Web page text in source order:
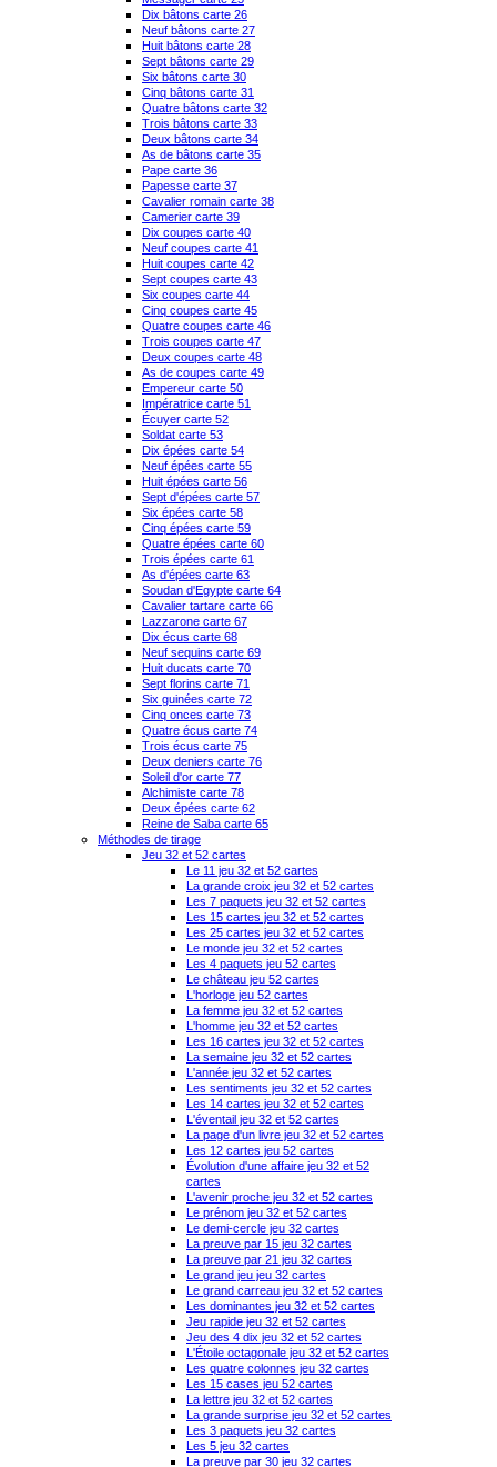
Dix bâtons carte 26
Neuf bâtons carte 27
Huit bâtons carte 28
Sept bâtons carte 29
Six bâtons carte 30
Cinq bâtons carte 31
Quatre bâtons carte 32
Trois bâtons carte 33
Deux bâtons carte 34
As de bâtons carte 35
Pape carte 36
Papesse carte 37
Cavalier romain carte 38
Camerier carte 39
Dix coupes carte 40
Neuf coupes carte 41
Huit coupes carte 42
Sept coupes carte 43
Six coupes carte 44
Cinq coupes carte 45
Quatre coupes carte 46
Trois coupes carte 47
Deux coupes carte 48
As de coupes carte 49
Empereur carte 50
Impératrice carte 51
Écuyer carte 52
Soldat carte 53
Dix épées carte 54
Neuf épées carte 55
Huit épées carte 56
Sept d'épées carte 57
Six épées carte 58
Cinq épées carte 59
Quatre épées carte 60
Trois épées carte 61
As d'épées carte 63
Soudan d'Egypte carte 64
Cavalier tartare carte 66
Lazzarone carte 67
Dix écus carte 68
Neuf sequins carte 69
Huit ducats carte 70
Sept florins carte 71
Six guinées carte 72
Cinq onces carte 73
Quatre écus carte 74
Trois écus carte 75
Deux deniers carte 76
Soleil d'or carte 77
Alchimiste carte 78
Deux épées carte 62
Reine de Saba carte 65
Méthodes de tirage
Jeu 32 et 52 cartes
Le 11 jeu 32 et 52 cartes
La grande croix jeu 32 et 52 cartes
Les 7 paquets jeu 32 et 52 cartes
Les 15 cartes jeu 32 et 52 cartes
Les 25 cartes jeu 32 et 52 cartes
Le monde jeu 32 et 52 cartes
Les 4 paquets jeu 52 cartes
Le château jeu 52 cartes
L'horloge jeu 52 cartes
La femme jeu 32 et 52 cartes
L'homme jeu 32 et 52 cartes
Les 16 cartes jeu 32 et 52 cartes
La semaine jeu 32 et 52 cartes
L'année jeu 32 et 52 cartes
Les sentiments jeu 32 et 52 cartes
Les 14 cartes jeu 32 et 52 cartes
L'éventail jeu 32 et 52 cartes
La page d'un livre jeu 32 et 52 cartes
Les 12 cartes jeu 52 cartes
Évolution d'une affaire jeu 32 et 52
cartes
L'avenir proche jeu 32 et 52 cartes
Le prénom jeu 32 et 52 cartes
Le demi-cercle jeu 32 cartes
La preuve par 15 jeu 32 cartes
La preuve par 21 jeu 32 cartes
Le grand jeu jeu 32 cartes
Le grand carreau jeu 32 et 52 cartes
Les dominantes jeu 32 et 52 cartes
Jeu rapide jeu 32 et 52 cartes
Jeu des 4 dix jeu 32 et 52 cartes
L'Étoile octagonale jeu 32 et 52 cartes
Les quatre colonnes jeu 32 cartes
Les 15 cases jeu 52 cartes
La lettre jeu 32 et 52 cartes
La grande surprise jeu 32 et 52 cartes
Les 3 paquets jeu 32 cartes
Les 5 jeu 32 cartes
La preuve par 30 jeu 32 cartes